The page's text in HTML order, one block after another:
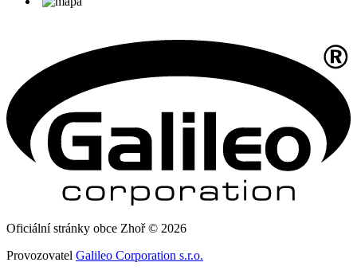
Oficiální stránky obce Zhoř © 2026
Provozovatel Galileo Corporation s.r.o.